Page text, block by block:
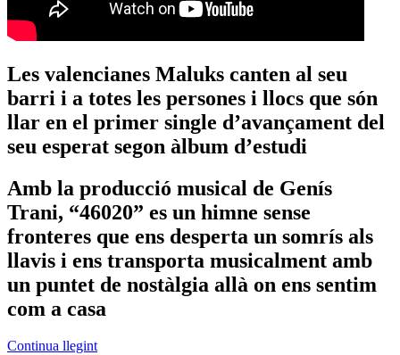
Les valencianes Maluks canten al seu
barri i a totes les persones i llocs que són
llar en el primer single d’avançament del
seu esperat segon àlbum d’estudi
Amb la producció musical de Genís
Trani, “46020” es un himne sense
fronteres que ens desperta un somrís als
llavis i ens transporta musicalment amb
un puntet de nostàlgia allà on ens sentim
com a casa
Continua llegint